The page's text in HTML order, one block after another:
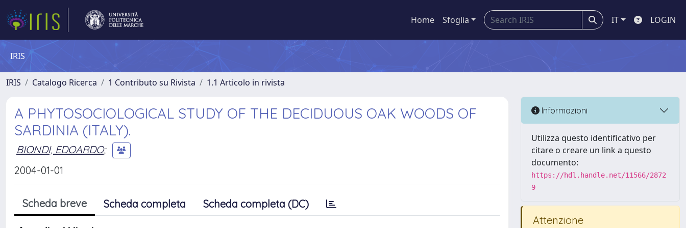
Home Sfoglia IT LOGIN
IRIS
IRIS Catalogo Ricerca 1 Contributo su Rivista 1.1 Articolo in rivista
A PHYTOSOCIOLOGICAL STUDY OF THE DECIDUOUS OAK WOODS OF
SARDINIA (ITALY).
BIONDI, EDOARDO;
2004-01-01
Scheda breve Scheda completa Scheda completa (DC)
Informazioni
Utilizza questo identificativo per
citare o creare un link a questo
documento:
https://hdl.handle.net/11566/2872
9
Attenzione